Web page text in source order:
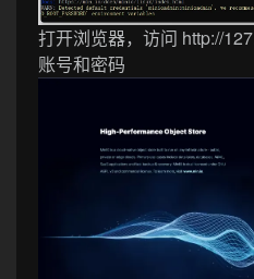
打开浏览器，访问 http://
账号和密码